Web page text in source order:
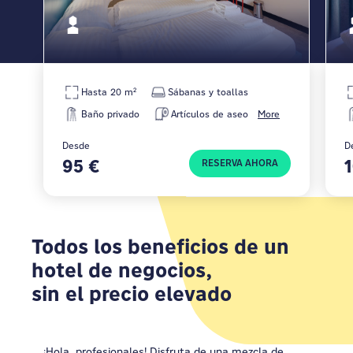
More
Hasta 20 m²
Sábanas y toallas
Baño privado
Artículos de aseo
Desde
95 € RESERVA AHORA
Todos los beneficios de un
hotel de negocios,
sin el precio elevado